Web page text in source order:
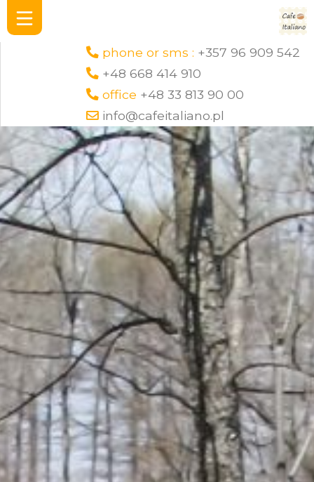
phone or sms : +357 96 909 542
+48 668 414 910
office +48 33 813 90 00
info@cafeitaliano.pl